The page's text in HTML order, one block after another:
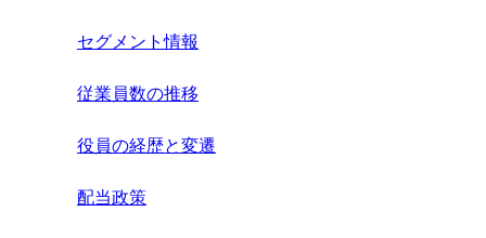
セグメント情報
従業員数の推移
役員の経歴と変遷
配当政策